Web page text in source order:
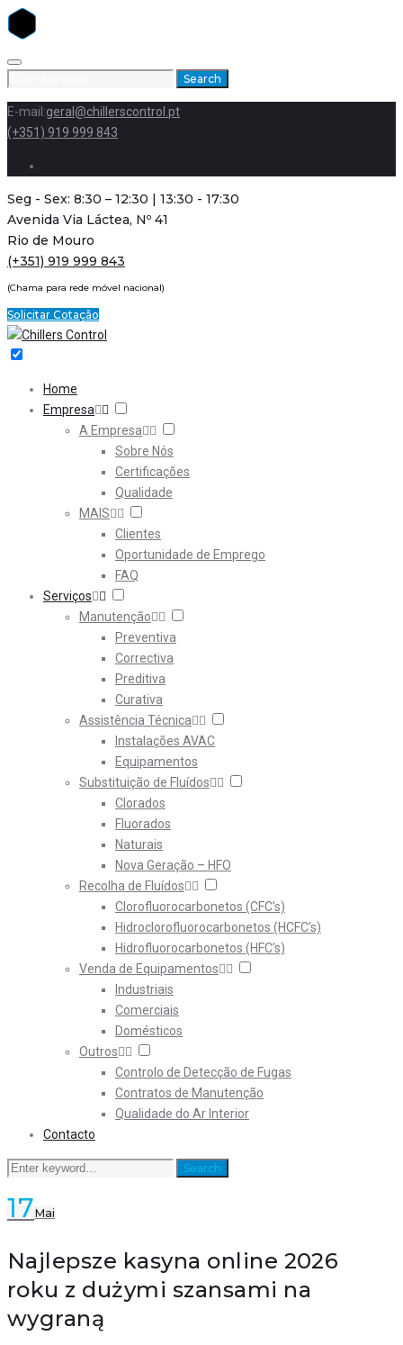
Skip
Search
E-mail:geral@chillerscontrol.pt
(+351) 919 999 843
Seg - Sex: 8:30 – 12:30 | 13:30 - 17:30
Avenida Via Láctea, Nº 41
Rio de Mouro
(+351) 919 999 843
(Chama para rede móvel nacional)
Solicitar Cotação
Home
Empresa
A Empresa
Sobre Nós
Certificações
Qualidade
MAIS
Clientes
Oportunidade de Emprego
FAQ
Serviços
Manutenção
Preventiva
Correctiva
Preditiva
Curativa
Assistência Técnica
Instalações AVAC
Equipamentos
Substituição de Fluídos
Clorados
Fluorados
Naturais
Nova Geração – HFO
Recolha de Fluídos
Clorofluorocarbonetos (CFC’s)
Hidroclorofluorocarbonetos (HCFC’s)
Hidrofluorocarbonetos (HFC’s)
Venda de Equipamentos
Industriais
Comerciais
Domésticos
Outros
Controlo de Detecção de Fugas
Contratos de Manutenção
Qualidade do Ar Interior
Contacto
Search
Search
17Mai
Najlepsze kasyna online 2026
roku z dużymi szansami na
wygraną